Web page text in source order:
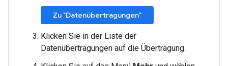
Zu "Datenübertragungen"
Klicken Sie in der Liste der
Datenübertragungen auf die Übertragung.